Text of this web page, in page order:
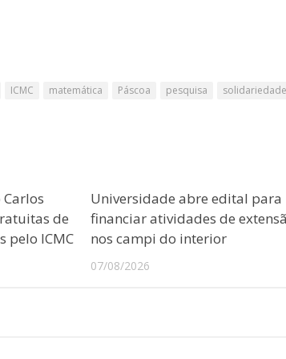
ICMC matemática Páscoa pesquisa solidariedade
de
pelo ICMC
Universidade abre edital para
financiar atividades de
nos campi do interior
07/08/2026